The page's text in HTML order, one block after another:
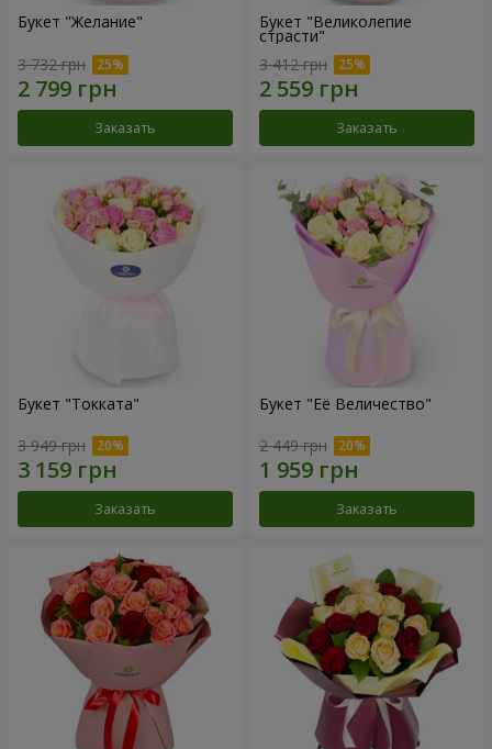
Букет "Желание"
3 732 грн
Заказать
Букет "Великолепие
страсти"
3 412 грн
Заказать
Букет "Токката"
3 949 грн
Заказать
Букет "Её Величество"
2 449 грн
Заказать